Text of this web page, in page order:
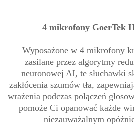
4 mikrofony GoerTek
Wyposażone w 4 mikrofony
zasilane przez algorytmy
neuronowej AI, te słuchawki
zakłócenia szumów tła,
wrażenia podczas połączeń
pomoże Ci opanować każde
niezauważalnym